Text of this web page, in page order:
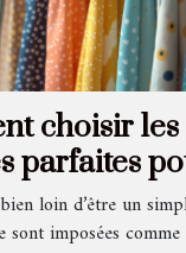
choisir les
parfaites
loin d’être un
sont imposées comme